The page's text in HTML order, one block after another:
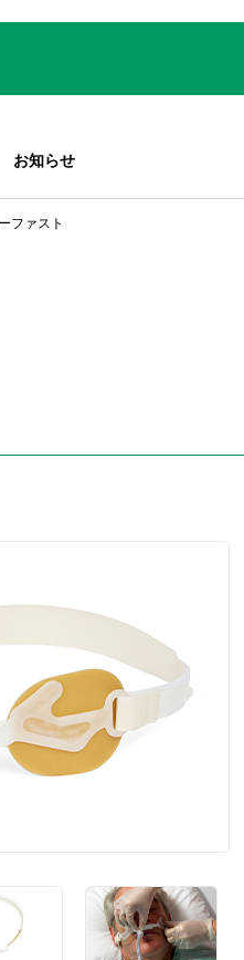
お知らせ
ファスト